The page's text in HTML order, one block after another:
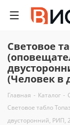
Световое
(Человек в
Главная - Каталог -
Световое табло
двусторонний, РИП,